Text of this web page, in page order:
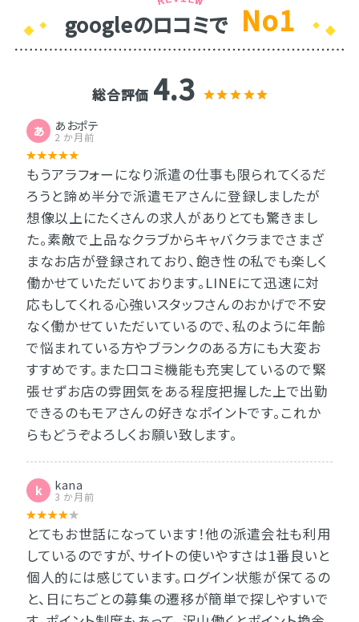
googleのロコミで No1
総合評価 4.3
あ あおポテ
2 か月前
もうアラフォーになり派遣の仕事も限られてくるだ
ろうと諦め半分で派遣モアさんに登録しましたが
想像以上にたくさんの求人がありとても驚きまし
た。素敵で上品なクラブからキャバクラまでさまざ
まなお店が登録されており、飽き性の私でも楽しく
働かせていただいております。LINEにて迅速に対
応もしてくれる心強いスタッフさんのおかげで不安
なく働かせていただいているので、私のように年齢
で悩まれている方やブランクのある方にも大変お
すすめです。また口コミ機能も充実しているので緊
張せずお店の雰囲気をある程度把握した上で出勤
できるのもモアさんの好きなポイントです。これか
らもどうぞよろしくお願い致します。
k kana
3 か月前
とてもお世話になっています！他の派遣会社も利用
しているのですが、サイトの使いやすさは1番良いと
個人的には感じています。ログイン状態が保てるの
と、日にちごとの募集の遷移が簡単で探しやすいで